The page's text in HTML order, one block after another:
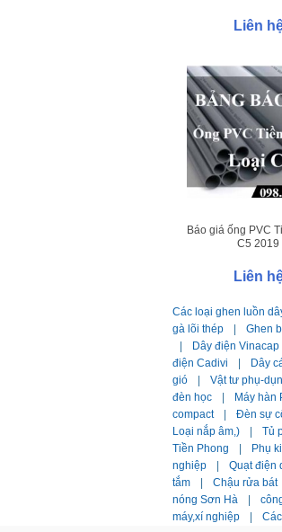
Liên
Báo giá ống PVC
C5 2019
Liên
Các loại ghen luồn
gà lõi thép
Ghen
Dây điện Vinacap
điện Cadivi
Dây
gió
Vật tư phụ-
đèn học
Máy hàn
compact
Đèn sự
Loại nắp âm,)
Tủ
Tiền Phong
Phụ
nghiệp
Quạt điện
tắm
Chậu rửa bát
nóng Sơn Hà
máy,xí nghiệp